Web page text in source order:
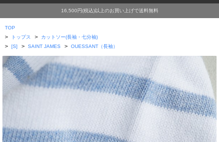
16,500円(税込)以上のお買い上げで送料無料
TOP
> トップス > カットソー(長袖・七分袖)
> [S] > SAINT JAMES > OUESSANT（長袖）